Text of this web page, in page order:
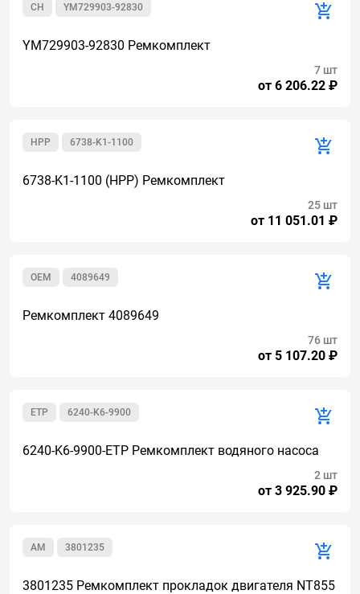
YM729903-92830
CH
YM729903-92830 Ремкомплект
от 6 206.22 ₽
7 шт
6738-K1-1100
HPP
6738-K1-1100 (HPP) Ремкомплект
от 11 051.01 ₽
25 шт
4089649
OEM
Ремкомплект 4089649
от 5 107.20 ₽
76 шт
6240-K6-9900
ETP
6240-K6-9900-ETP Ремкомплект водяного насоса
от 3 925.90 ₽
2 шт
3801235
AM
3801235 Ремкомплект прокладок двигателя NT855